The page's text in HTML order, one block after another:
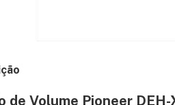
de Volume Pioneer